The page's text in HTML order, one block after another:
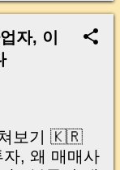
MoneyLog
신 적 있으
끝나는 거 아
그렇지 않
는 날’이 아
제로 제가
요일 오후 3
그 자리에
자, 이
쳐보기 🇰🇷
, 왜 매매사